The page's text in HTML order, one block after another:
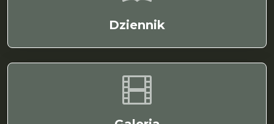
Dziennik